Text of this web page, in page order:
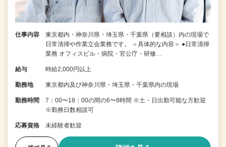
仕事内容
東京都内・神奈川県・埼玉県・千葉県（要相談）内の現場で
日常清掃や作業立会業務です。 ＜具体的な内容＞ ●日常清掃
業務 オフィスビル・病院・官公庁・研修…
給与 時給2,000円以上
勤務地 東京都内及び神奈川県・埼玉県・千葉県内の現場
勤務時間
7：00〜18：00の間の6〜8時間 ※土・日出勤可能な方歓迎
※勤務日数相談可
応募資格 未経験者歓迎